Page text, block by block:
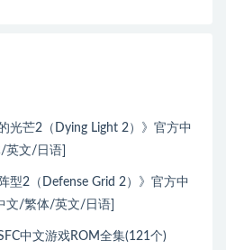
光芒2（Dying Light 2）》官方中
英文/日语]
型2（Defense Grid 2）》官方中
文/繁体/英文/日语]
中文游戏ROM全集(121个)